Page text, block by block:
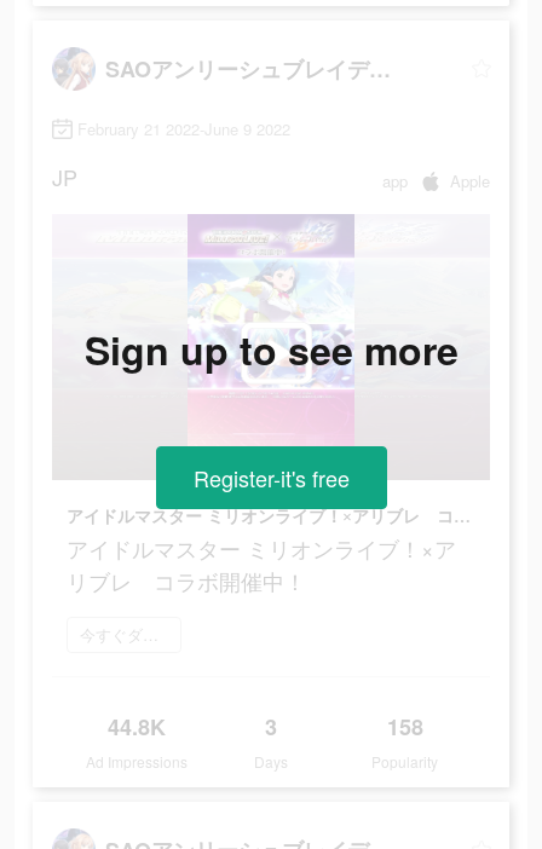
SAOアンリーシュブレイディング
February 21 2022-June 9 2022
JP app Apple
アイドルマスター ミリオンライブ！×アリブレ コラボ開催中！
アイドルマスター ミリオンライブ！×ア
リブレ コラボ開催中！
今すぐダウンロード
44.8K
Ad Impressions
3
Days
158
Popularity
Sign up to see more
Register-it's free